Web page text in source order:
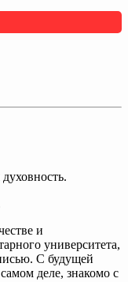
и
университета,
С будущей
деле, знакомо с